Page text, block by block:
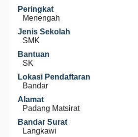
Peringkat
Menengah
Jenis Sekolah
SMK
Bantuan
SK
Lokasi Pendaftaran
Bandar
Alamat
Padang Matsirat
Bandar Surat
Langkawi